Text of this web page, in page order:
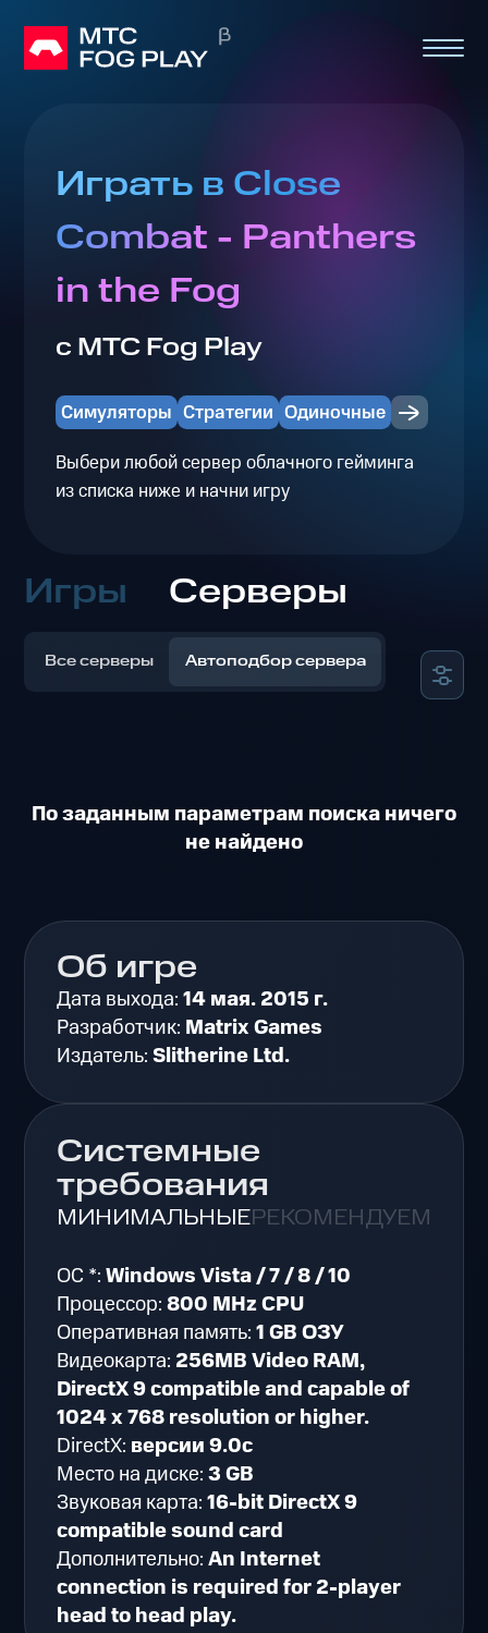
Играть в Close
Combat - Panthers
in the Fog
с МТС Fog Play
Симуляторы Стратегии Одиночные
Выбери любой сервер облачного гейминга
из списка ниже и начни игру
Игры Серверы
Все серверы Автоподбор сервера
По заданным параметрам поиска ничего
не найдено
Об игре
Дата выхода:14 мая. 2015 г.
Разработчик: Matrix Games
Издатель:Slitherine Ltd.
Системные
требования
МИНИМАЛЬНЫЕРЕКОМЕНДУЕМЫЕ
ОС *:Windows Vista / 7 / 8 / 10
Процессор:800 MHz CPU
Оперативная память:1 GB ОЗУ
Видеокарта: 256MB Video RAM,
DirectX 9 compatible and capable of
1024 x 768 resolution or higher.
DirectX: версии 9.0c
Место на диске:3 GB
Звуковая карта:16-bit DirectX 9
compatible sound card
Дополнительно:An Internet
connection is required for 2-player
head to head play.